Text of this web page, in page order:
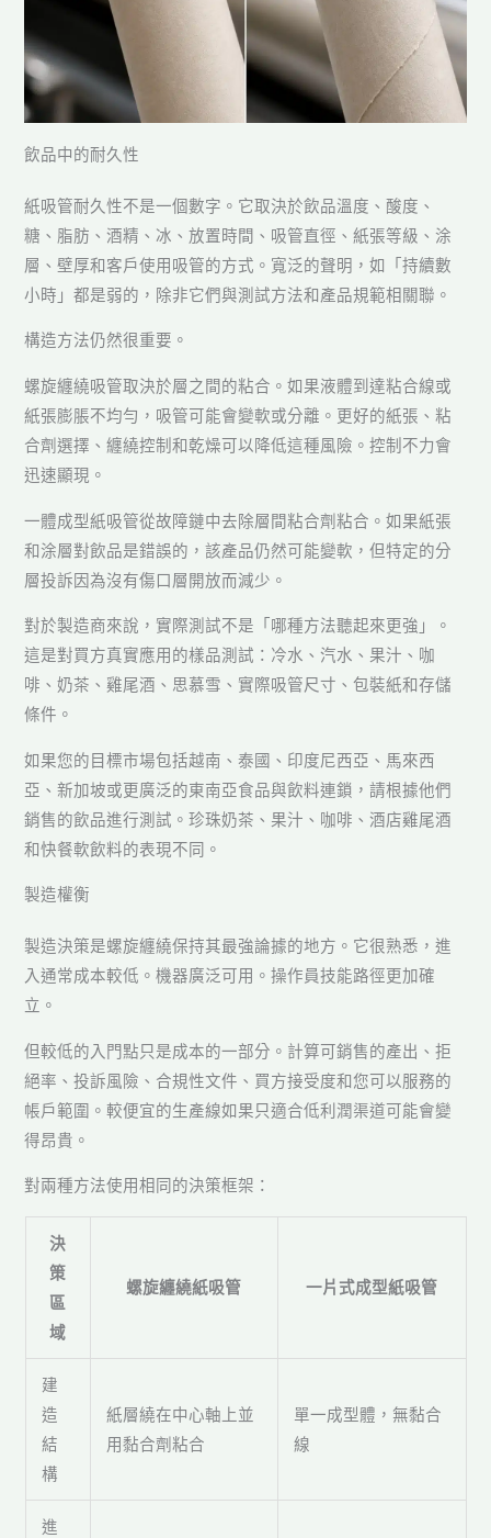
飲品中的耐久性
紙吸管耐久性不是一個數字。它取決於飲品溫度、酸度、
糖、脂肪、酒精、冰、放置時間、吸管直徑、紙張等級、涂
層、壁厚和客戶使用吸管的方式。寬泛的聲明，如「持續數
小時」都是弱的，除非它們與測試方法和產品規範相關聯。
構造方法仍然很重要。
螺旋纏繞吸管取決於層之間的粘合。如果液體到達粘合線或
紙張膨脹不均勻，吸管可能會變軟或分離。更好的紙張、粘
合劑選擇、纏繞控制和乾燥可以降低這種風險。控制不力會
迅速顯現。
一體成型紙吸管從故障鏈中去除層間粘合劑粘合。如果紙張
和涂層對飲品是錯誤的，該產品仍然可能變軟，但特定的分
層投訴因為沒有傷口層開放而減少。
對於製造商來說，實際測試不是「哪種方法聽起來更強」。
這是對買方真實應用的樣品測試：冷水、汽水、果汁、咖
啡、奶茶、雞尾酒、思慕雪、實際吸管尺寸、包裝紙和存儲
條件。
如果您的目標市場包括越南、泰國、印度尼西亞、馬來西
亞、新加坡或更廣泛的東南亞食品與飲料連鎖，請根據他們
銷售的飲品進行測試。珍珠奶茶、果汁、咖啡、酒店雞尾酒
和快餐軟飲料的表現不同。
製造權衡
製造決策是螺旋纏繞保持其最強論據的地方。它很熟悉，進
入通常成本較低。機器廣泛可用。操作員技能路徑更加確
立。
但較低的入門點只是成本的一部分。計算可銷售的產出、拒
絕率、投訴風險、合規性文件、買方接受度和您可以服務的
帳戶範圍。較便宜的生產線如果只適合低利潤渠道可能會變
得昂貴。
對兩種方法使用相同的決策框架：
決
策
區
域
螺旋纏繞紙吸管 一片式成型紙吸管
建
造
結
構
紙層繞在中心軸上並
用黏合劑粘合
單一成型體，無黏合
線
進